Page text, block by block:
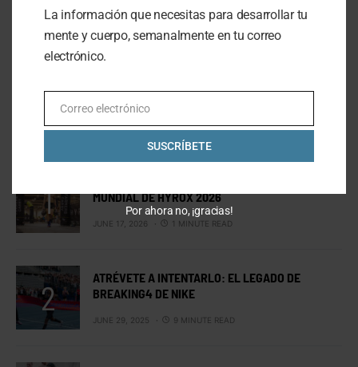
estas de acuerdo con nuestros términos de uso respecto al
almacenamiento de información enviada por esta forma.
LO MÁS VISTO
MUNDIAL DE HYROX 2026
JUNE 17, 2026 1 MINUTE READ
ATRÉVETE A INTENTARLO: EL LEGADO DE
BREAKING4 DE NIKE
JUNE 29, 2025 9 MINUTE READ
La información que necesitas para desarrollar tu
mente y cuerpo, semanalmente en tu correo
electrónico.
EmailCorreo electrónico
SUSCRÍBETE
Por ahora no, ¡gracias!